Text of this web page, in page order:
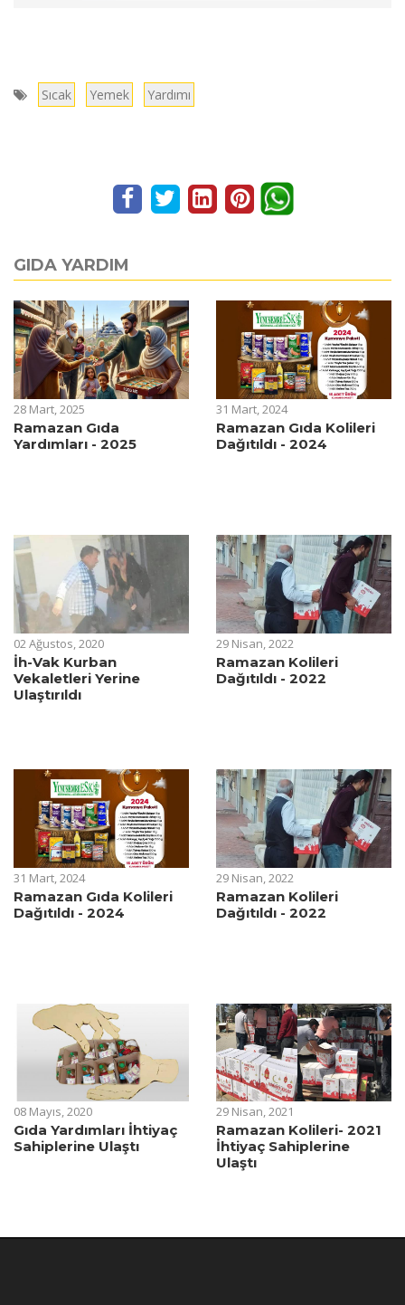
Sıcak Yemek Yardımı
GIDA YARDIM
28 Mart, 2025
Ramazan Gıda
Yardımları - 2025
31 Mart, 2024
Ramazan Gıda Kolileri
Dağıtıldı - 2024
02 Ağustos, 2020
İh-Vak Kurban
Vekaletleri Yerine
Ulaştırıldı
29 Nisan, 2022
Ramazan Kolileri
Dağıtıldı - 2022
31 Mart, 2024
Ramazan Gıda Kolileri
Dağıtıldı - 2024
29 Nisan, 2022
Ramazan Kolileri
Dağıtıldı - 2022
08 Mayıs, 2020
Gıda Yardımları İhtiyaç
Sahiplerine Ulaştı
29 Nisan, 2021
Ramazan Kolileri- 2021
İhtiyaç Sahiplerine
Ulaştı